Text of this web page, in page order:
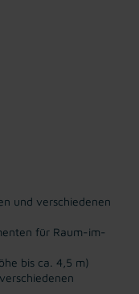
und verschiedenen
für Raum-im-
bis ca. 4,5 m)